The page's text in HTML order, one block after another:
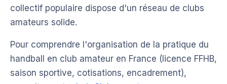
collectif populaire dispose d'un réseau de clubs
amateurs solide.
Pour comprendre l'organisation de la pratique du
handball en club amateur en France (licence FFHB,
saison sportive, cotisations, encadrement),